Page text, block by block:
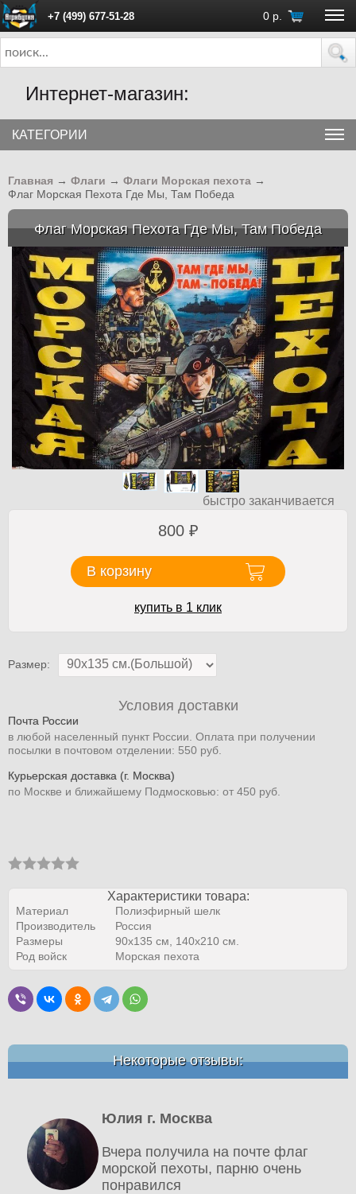
+7 (499) 677-51-28 0 р.
ПН - ПТ с 10:00 до 18:00 (Москва)
Интернет-магазин:
КАТЕГОРИИ
Главная → Флаги → Флаги Морская пехота →
Флаг Морская Пехота Где Мы, Там Победа
Флаг Морская Пехота Где Мы, Там Победа
быстро заканчивается
800 ₽
В корзину
купить в 1 клик
Размер:
Условия доставки
Почта России
в любой населенный пункт России. Оплата при получении
посылки в почтовом отделении: 550 руб.
Курьерская доставка (г. Москва)
по Москве и ближайшему Подмосковью: от 450 руб.
Характеристики товара:
Материал
Полиэфирный шелк
Производитель
Россия
Размеры
90х135 см, 140х210 см.
Род войск
Морская пехота
Некоторые отзывы:
Юлия г. Москва
Вчера получила на почте флаг
морской пехоты, парню очень
понравился